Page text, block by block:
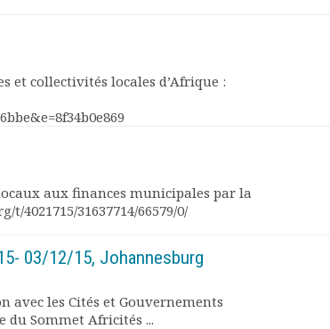
et collectivités locales d’Afrique :
aux finances municipales par la
4021715/31637714/66579/0/
03/12/15, Johannesburg
avec les Cités et Gouvernements
du Sommet Africités ...